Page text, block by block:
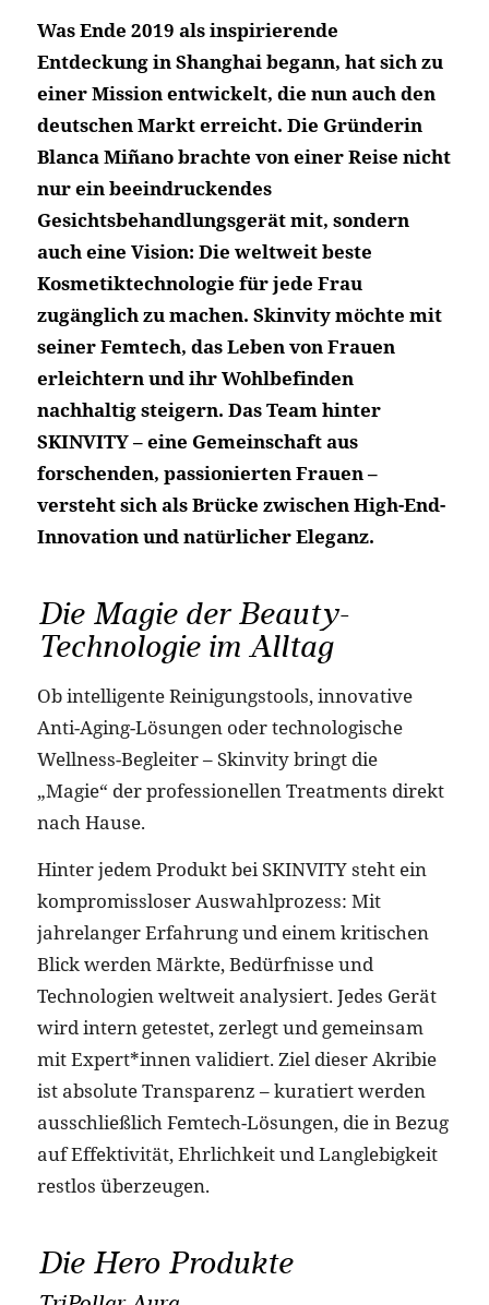
Was Ende 2019 als inspirierende
Entdeckung in Shanghai begann, hat sich zu
einer Mission entwickelt, die nun auch den
deutschen Markt erreicht. Die Gründerin
Blanca Miñano brachte von einer Reise nicht
nur ein beeindruckendes
Gesichtsbehandlungsgerät mit, sondern
auch eine Vision: Die weltweit beste
Kosmetiktechnologie für jede Frau
zugänglich zu machen. Skinvity möchte mit
seiner Femtech, das Leben von Frauen
erleichtern und ihr Wohlbefinden
nachhaltig steigern. Das Team hinter
SKINVITY – eine Gemeinschaft aus
forschenden, passionierten Frauen –
versteht sich als Brücke zwischen High-End-
Innovation und natürlicher Eleganz.
Die Magie der Beauty-
Technologie im Alltag
Ob intelligente Reinigungstools, innovative
Anti-Aging-Lösungen oder technologische
Wellness-Begleiter – Skinvity bringt die
„Magie“ der professionellen Treatments direkt
nach Hause.
Hinter jedem Produkt bei SKINVITY steht ein
kompromissloser Auswahlprozess: Mit
jahrelanger Erfahrung und einem kritischen
Blick werden Märkte, Bedürfnisse und
Technologien weltweit analysiert. Jedes Gerät
wird intern getestet, zerlegt und gemeinsam
mit Expert*innen validiert. Ziel dieser Akribie
ist absolute Transparenz – kuratiert werden
ausschließlich Femtech-Lösungen, die in Bezug
auf Effektivität, Ehrlichkeit und Langlebigkeit
restlos überzeugen.
Die Hero Produkte